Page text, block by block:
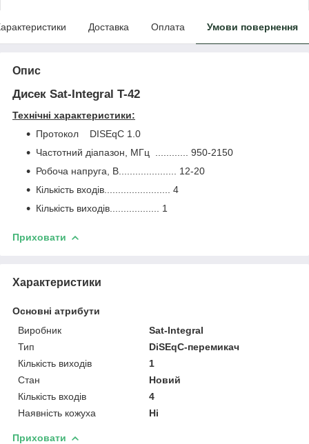
Доставка Оплата Умови повернення
Опис
Дисек Sat-Integral T-42
Технічні характеристики:
Протокол DISEqC 1.0
Частотний діапазон, МГц ............ 950-2150
Робоча напруга, В..................... 12-20
Кількість входів........................ 4
Кількість виходів.................. 1
Приховати
Характеристики
Основні атрибути
Виробник
Sat-Integral
Тип
DiSEqC-перемикач
Кількість виходів
1
Стан
Новий
Кількість входів
4
Наявність кожуха
Ні
Приховати